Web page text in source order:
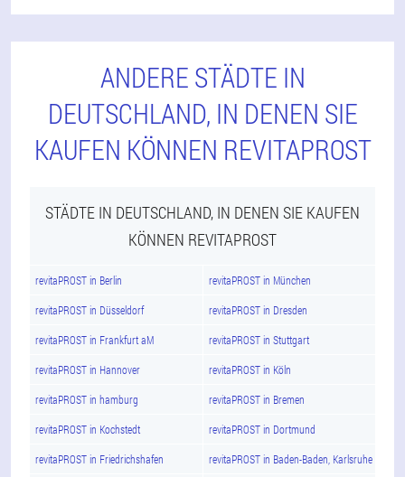
ANDERE STÄDTE IN
DEUTSCHLAND, IN DENEN SIE
KAUFEN KÖNNEN REVITAPROST
STÄDTE IN DEUTSCHLAND, IN DENEN SIE KAUFEN
KÖNNEN REVITAPROST
revitaPROST in Berlin revitaPROST in München
revitaPROST in Düsseldorf revitaPROST in Dresden
revitaPROST in Frankfurt aM revitaPROST in Stuttgart
revitaPROST in Hannover revitaPROST in Köln
revitaPROST in hamburg revitaPROST in Bremen
revitaPROST in Kochstedt revitaPROST in Dortmund
revitaPROST in Friedrichshafen revitaPROST in Baden-Baden, Karlsruhe